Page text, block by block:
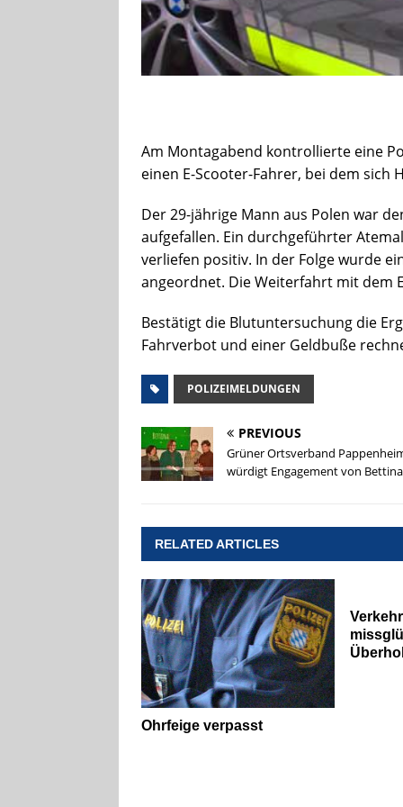
Am Montagabend kontrollierte eine
einen E-Scooter-Fahrer, bei dem sich
Der 29-jährige Mann aus Polen war
aufgefallen. Ein durchgeführter
verliefen positiv. In der Folge wurde
angeordnet. Die Weiterfahrt mit dem
Bestätigt die Blutuntersuchung die
Fahrverbot und einer Geldbuße
POLIZEIMELDUNGEN
PREVIOUS
Grüner Ortsverband
würdigt Engagement von
RELATED ARTICLES
Ohrfeige verpasst